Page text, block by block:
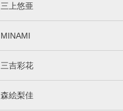
三上悠亜
MINAMI
三吉彩花
森絵梨佳